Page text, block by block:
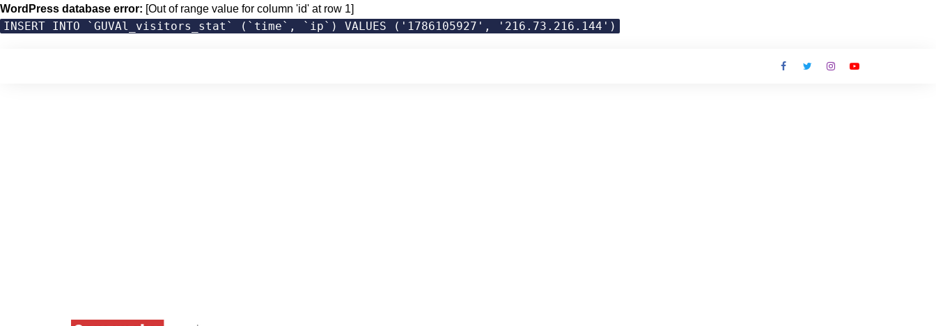
WordPress database error: [Out of range value for column 'id' at row 1]
INSERT INTO `GUVAl_visitors_stat` (`time`, `ip`) VALUES ('1786105927', '216.73.216.144')